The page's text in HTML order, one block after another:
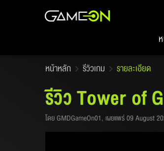
หน้าหลัก รีวิวเกม รายละเอียด
รีวิว Tower of
โดย GMDGameOn01, เผยแพร่ 09 August